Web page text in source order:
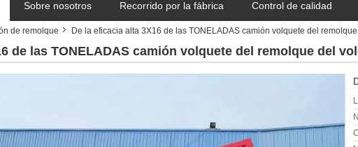
Sobre nosotros Recorrido por la fábrica Control de calidad
Solicitar una cotización
de remolque De la eficacia alta 3X16 de las TONELADAS camión volquete del
de las TONELADAS camión volquete del remolque del